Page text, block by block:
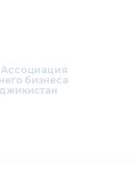
бизнеса